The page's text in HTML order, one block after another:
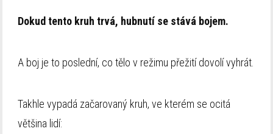
Dokud tento kruh trvá, hubnutí se stává bojem.
A boj je to poslední, co tělo v režimu přežití dovolí vyhrát.
Takhle vypadá začarovaný kruh, ve kterém se ocitá
většina lidí: